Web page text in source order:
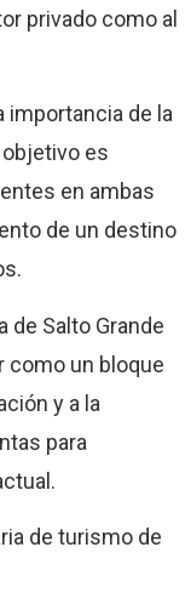
privado como al
importancia de la
es
en ambas
de un destino
de Salto Grande
como un bloque
y a la
para
de turismo de